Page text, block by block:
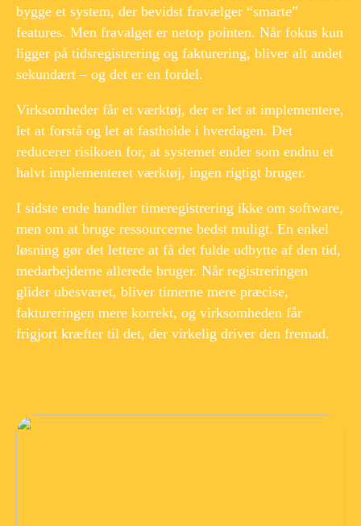
bygge et system, der bevidst fravælger “smarte”
features. Men fravalget er netop pointen. Når fokus kun
ligger på tidsregistrering og fakturering, bliver alt andet
sekundært – og det er en fordel.
Virksomheder får et værktøj, der er let at implementere,
let at forstå og let at fastholde i hverdagen. Det
reducerer risikoen for, at systemet ender som endnu et
halvt implementeret værktøj, ingen rigtigt bruger.
I sidste ende handler timeregistrering ikke om software,
men om at bruge ressourcerne bedst muligt. En enkel
løsning gør det lettere at få det fulde udbytte af den tid,
medarbejderne allerede bruger. Når registreringen
glider ubesværet, bliver timerne mere præcise,
faktureringen mere korrekt, og virksomheden får
frigjort kræfter til det, der virkelig driver den fremad.